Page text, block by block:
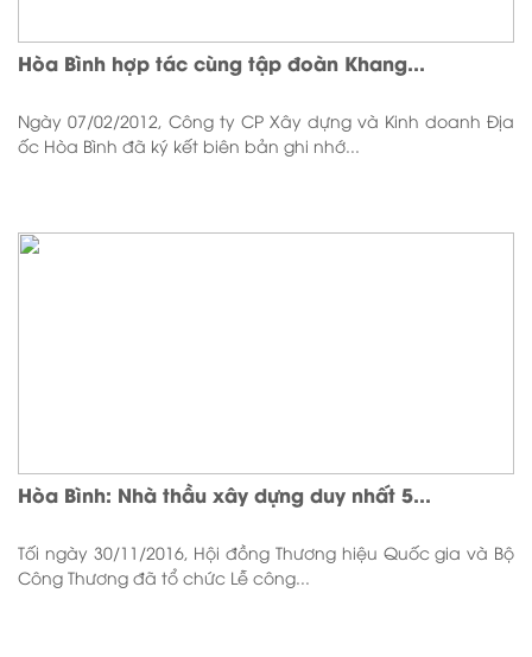
Hòa Bình hợp tác cùng tập đoàn Khang...
Ngày 07/02/2012, Công ty CP Xây dựng và Kinh doanh Địa
ốc Hòa Bình đã ký kết biên bản ghi nhớ...
Hòa Bình: Nhà thầu xây dựng duy nhất 5...
Tối ngày 30/11/2016, Hội đồng Thương hiệu Quốc gia và Bộ
Công Thương đã tổ chức Lễ công...